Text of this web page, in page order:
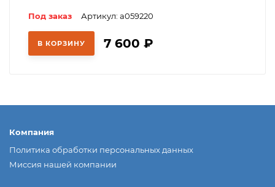
Под заказ Артикул: a059220
В КОРЗИНУ 7 600 ₽
Компания
Политика обработки персональных данных
Миссия нашей компании